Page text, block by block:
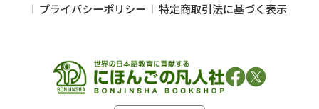
プライバシーポリシー
特定商取引法に基づく表示